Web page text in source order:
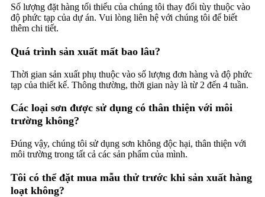
Số lượng đặt hàng tối thiểu của chúng tôi thay đổi tùy thuộc vào
độ phức tạp của dự án. Vui lòng liên hệ với chúng tôi để biết
thêm chi tiết.
Quá trình sản xuất mất bao lâu?
Thời gian sản xuất phụ thuộc vào số lượng đơn hàng và độ phức
tạp của thiết kế. Thông thường, thời gian này là từ 2 đến 4 tuần.
Các loại sơn được sử dụng có thân thiện với môi
trường không?
Đúng vậy, chúng tôi sử dụng sơn không độc hại, thân thiện với
môi trường trong tất cả các sản phẩm của mình.
Tôi có thể đặt mua mẫu thử trước khi sản xuất hàng
loạt không?